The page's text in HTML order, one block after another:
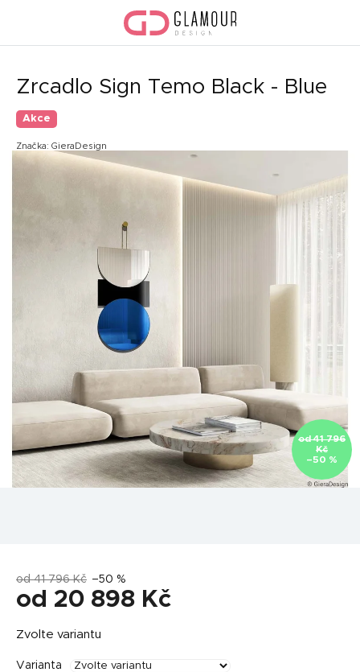
Zrcadlo Sign Temo Black - Blue
Akce
Značka: GieraDesign
od 41 796
Kč
–50 %
od 41 796 Kč –50 %
od 20 898 Kč
cena:
Zvolte variantu
Varianta